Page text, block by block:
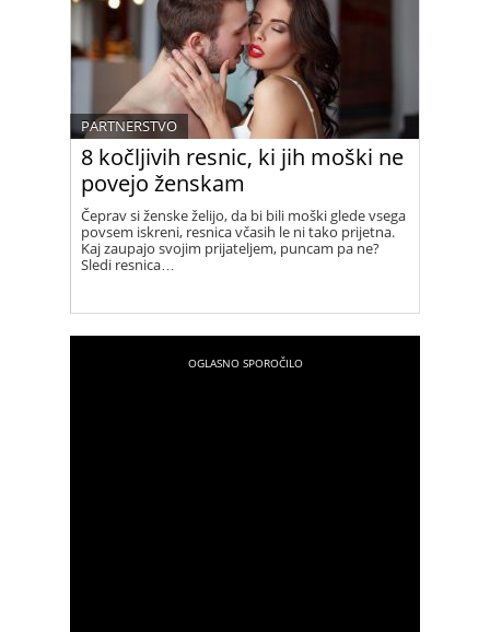
8 kočljivih resnic, ki jih moški ne
povejo ženskam
PARTNERSTVO
Čeprav si ženske želijo, da bi bili moški glede vsega
povsem iskreni, resnica včasih le ni tako prijetna.
Kaj zaupajo svojim prijateljem, puncam pa ne?
Sledi resnica…